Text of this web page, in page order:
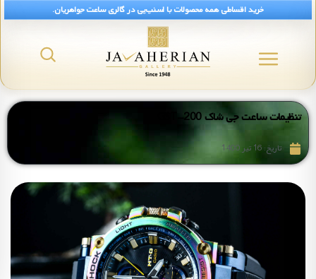
خرید اقساطی همه محصولات با اسنپ‌پی در گالری ساعت جواهریان.
تنظیمات ساعت جی شاک GST-200
تاریخ: 16 تیر 1400